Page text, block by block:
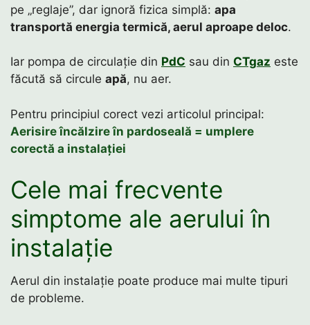
pe „reglaje”, dar ignoră fizica simplă: apa
transportă energia termică, aerul aproape deloc.
Iar pompa de circulație din PdC sau din CTgaz este
făcută să circule apă, nu aer.
Pentru principiul corect vezi articolul principal:
Aerisire încălzire în pardoseală = umplere
corectă a instalației
Cele mai frecvente
simptome ale aerului în
instalație
Aerul din instalație poate produce mai multe tipuri
de probleme.